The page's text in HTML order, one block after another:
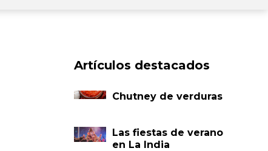
Artículos destacados
Chutney de verduras
Las fiestas de verano
en La India